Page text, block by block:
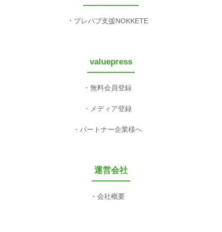
プレパブ支援NOKKETE
valuepress
無料会員登録
メディア登録
パートナー企業様へ
運営会社
会社概要